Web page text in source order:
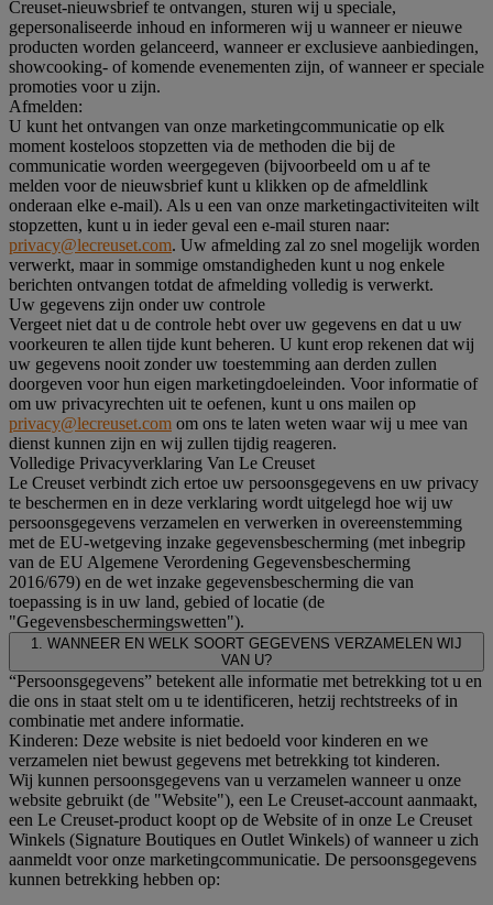
Creuset-nieuwsbrief te ontvangen, sturen wij u speciale,
gepersonaliseerde inhoud en informeren wij u wanneer er nieuwe
producten worden gelanceerd, wanneer er exclusieve aanbiedingen,
showcooking- of komende evenementen zijn, of wanneer er speciale
promoties voor u zijn.
Afmelden:
U kunt het ontvangen van onze marketingcommunicatie op elk
moment kosteloos stopzetten via de methoden die bij de
communicatie worden weergegeven (bijvoorbeeld om u af te
melden voor de nieuwsbrief kunt u klikken op de afmeldlink
onderaan elke e-mail). Als u een van onze marketingactiviteiten wilt
stopzetten, kunt u in ieder geval een e-mail sturen naar:
privacy@lecreuset.com. Uw afmelding zal zo snel mogelijk worden
verwerkt, maar in sommige omstandigheden kunt u nog enkele
berichten ontvangen totdat de afmelding volledig is verwerkt.
Uw gegevens zijn onder uw controle
Vergeet niet dat u de controle hebt over uw gegevens en dat u uw
voorkeuren te allen tijde kunt beheren. U kunt erop rekenen dat wij
uw gegevens nooit zonder uw toestemming aan derden zullen
doorgeven voor hun eigen marketingdoeleinden. Voor informatie of
om uw privacyrechten uit te oefenen, kunt u ons mailen op
privacy@lecreuset.com om ons te laten weten waar wij u mee van
dienst kunnen zijn en wij zullen tijdig reageren.
Volledige Privacyverklaring Van Le Creuset
Le Creuset verbindt zich ertoe uw persoonsgegevens en uw privacy
te beschermen en in deze verklaring wordt uitgelegd hoe wij uw
persoonsgegevens verzamelen en verwerken in overeenstemming
met de EU-wetgeving inzake gegevensbescherming (met inbegrip
van de EU Algemene Verordening Gegevensbescherming
2016/679) en de wet inzake gegevensbescherming die van
toepassing is in uw land, gebied of locatie (de
"Gegevensbeschermingswetten").
1. WANNEER EN WELK SOORT GEGEVENS VERZAMELEN WIJ
VAN U?
“Persoonsgegevens” betekent alle informatie met betrekking tot u en
die ons in staat stelt om u te identificeren, hetzij rechtstreeks of in
combinatie met andere informatie.
Kinderen: Deze website is niet bedoeld voor kinderen en we
verzamelen niet bewust gegevens met betrekking tot kinderen.
Wij kunnen persoonsgegevens van u verzamelen wanneer u onze
website gebruikt (de "Website"), een Le Creuset-account aanmaakt,
een Le Creuset-product koopt op de Website of in onze Le Creuset
Winkels (Signature Boutiques en Outlet Winkels) of wanneer u zich
aanmeldt voor onze marketingcommunicatie. De persoonsgegevens
kunnen betrekking hebben op: